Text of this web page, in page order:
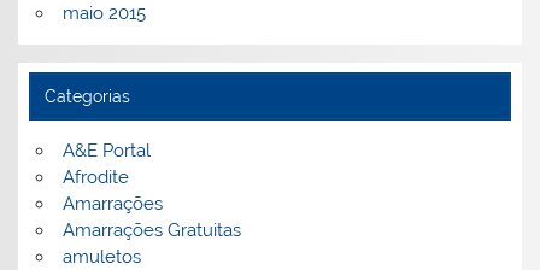
maio 2015
Categorias
A&E Portal
Afrodite
Amarrações
Amarrações Gratuitas
amuletos